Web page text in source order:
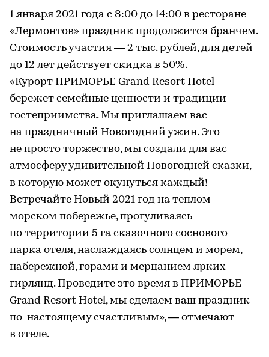
1 января 2021 года с 8:00 до 14:00 в ресторане
«Лермонтов» праздник продолжится бранчем.
Стоимость участия — 2 тыс. рублей, для детей
до 12 лет действует скидка в 50%.
«Курорт ПРИМОРЬЕ Grand Resort Hotel
бережет семейные ценности и традиции
гостеприимства. Мы приглашаем вас
на праздничный Новогодний ужин. Это
не просто торжество, мы создали для вас
атмосферу удивительной Новогодней сказки,
в которую может окунуться каждый!
Встречайте Новый 2021 год на теплом
морском побережье, прогуливаясь
по территории 5 га сказочного соснового
парка отеля, наслаждаясь солнцем и морем,
набережной, горами и мерцанием ярких
гирлянд. Проведите это время в ПРИМОРЬЕ
Grand Resort Hotel, мы сделаем ваш праздник
по-настоящему счастливым», — отмечают
в отеле.